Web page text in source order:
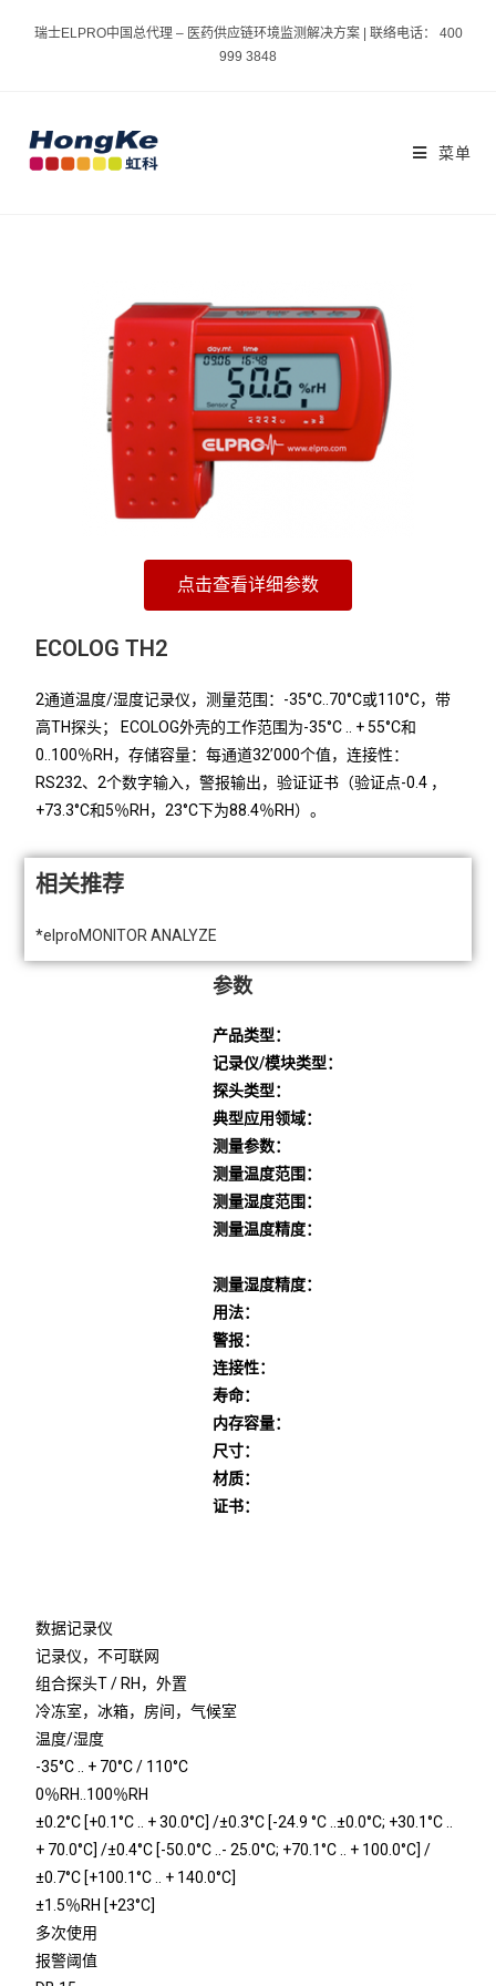
瑞士ELPRO中国总代理 – 医药供应链环境监测解决方案 | 联络电话： 400
999 3848
菜单
点击查看详细参数
ECOLOG TH2
2通道温度/湿度记录仪，测量范围：-35°C..70°C或110°C，带
高TH探头； ECOLOG外壳的工作范围为-35°C .. + 55°C和
0..100％RH，存储容量：每通道32’000个值，连接性：
RS232、2个数字输入，警报输出，验证证书（验证点-0.4 ，
+73.3°C和5％RH，23°C下为88.4％RH）。
相关推荐
*elproMONITOR ANALYZE
参数
产品类型：
记录仪/模块类型：
探头类型：
典型应用领域：
测量参数：
测量温度范围：
测量湿度范围：
测量温度精度：
测量湿度精度：
用法：
警报：
连接性：
寿命：
内存容量：
尺寸：
材质：
证书：
数据记录仪
记录仪，不可联网
组合探头T / RH，外置
冷冻室，冰箱，房间，气候室
温度/湿度
-35°C .. + 70°C / 110°C
0％RH..100％RH
±0.2°C [+0.1°C .. + 30.0°C] /±0.3°C [-24.9 °C ..±0.0°C; +30.1°C ..
+ 70.0°C] /±0.4°C [-50.0°C ..- 25.0°C; +70.1°C .. + 100.0°C] /
±0.7°C [+100.1°C .. + 140.0°C]
±1.5％RH [+23°C]
多次使用
报警阈值